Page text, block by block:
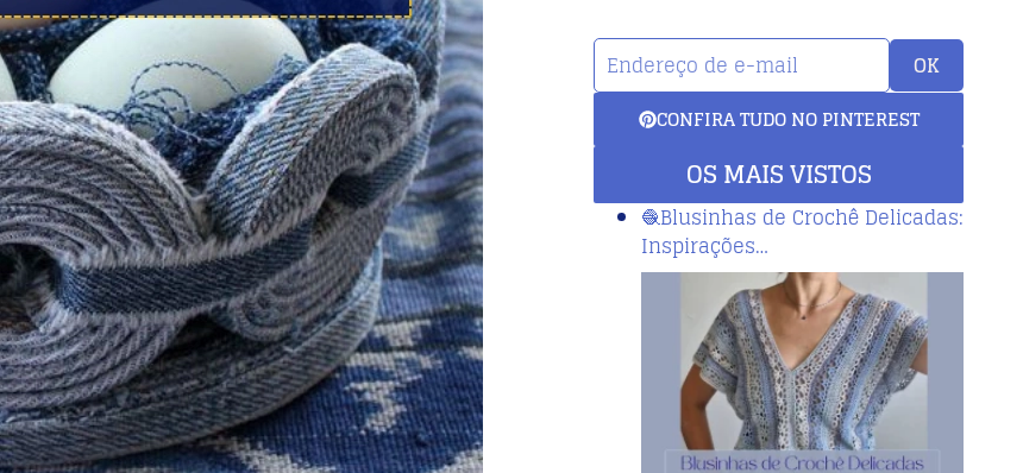
OK
CONFIRA TUDO NO PINTEREST
OS MAIS VISTOS
🧶Blusinhas de Crochê Delicadas:
Inspirações…